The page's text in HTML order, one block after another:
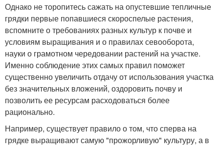
Однако не торопитесь сажать на опустевшие тепличные
грядки первые попавшиеся скороспелые растения,
вспомните о требованиях разных культур к почве и
условиям выращивания и о правилах севооборота,
науки о грамотном чередовании растений на участке.
Именно соблюдение этих самых правил поможет
существенно увеличить отдачу от использования участка
без значительных вложений, оздоровить почву и
позволить ее ресурсам расходоваться более
рационально.
Например, существует правило о том, что сперва на
грядке выращивают самую "прожорливую" культуру, а в